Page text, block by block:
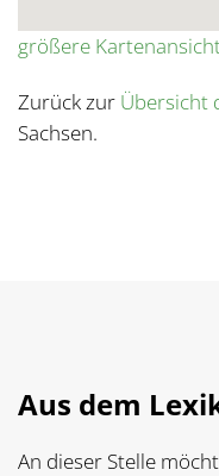
größere
Zurück zur Übersicht
Sachsen.
Aus dem
An dieser Stelle